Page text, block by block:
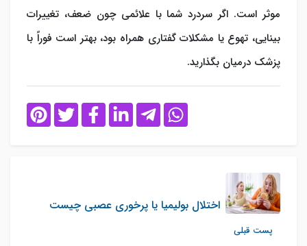
موثر است. اگر سردرد شما با علائمی چون ضعف، تغییرات
بینایی، تهوع یا مشکلات گفتاری همراه بود، بهتر است فوراً با
پزشک درمیان بگذارید.
پست قبلی
اختلال بولیمیا یا پرخوری عصبی چیست